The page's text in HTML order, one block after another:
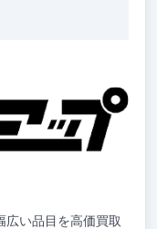
広い品目を高価買取